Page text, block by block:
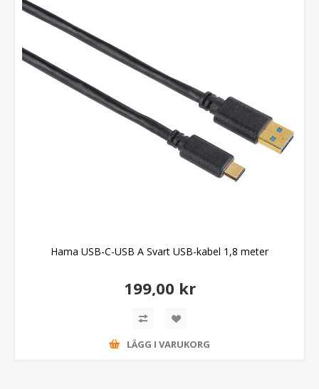
Hama USB-C-USB A Svart USB-kabel 1,8 meter
199,00 kr
LÄGG I VARUKORG